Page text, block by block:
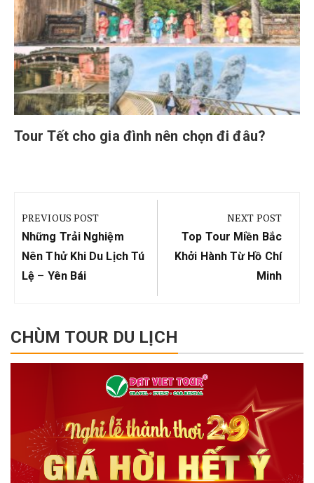
Tour Tết cho gia đình nên chọn đi đâu?
hướng
bài
viết
PREVIOUS POST
Previous
Post:
Những Trải Nghiệm
Nên Thử Khi Du Lịch Tú
Lệ – Yên Bái
NEXT POST
Next
Post:
Top Tour Miền Bắc
Khởi Hành Từ Hồ Chí
Minh
CHÙM TOUR DU LỊCH